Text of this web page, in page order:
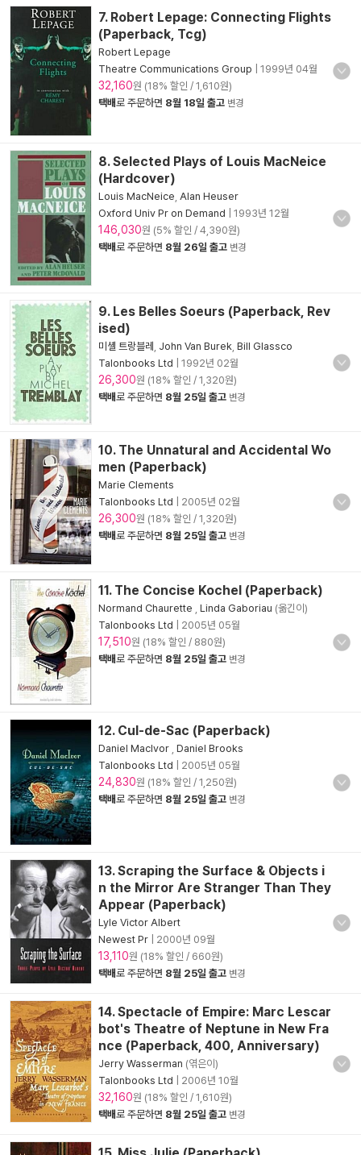
7. Robert Lepage: Connecting Flights
(Paperback, Tcg)
Robert Lepage
Theatre Communications Group
1999년 04월
32,160원 (18% 할인 / 1,610원)
택배로 주문하면 8월 18일 출고 변경
8. Selected Plays of Louis MacNeice
(Hardcover)
Louis MacNeice Alan Heuser
Oxford Univ Pr on Demand
1993년 12월
146,030원 (5% 할인 / 4,390원)
택배로 주문하면 8월 26일 출고 변경
9. Les Belles Soeurs (Paperback, Rev
ised)
미셸 트랑블레 John Van Burek Bill Glassco
Talonbooks Ltd
1992년 02월
26,300원 (18% 할인 / 1,320원)
택배로 주문하면 8월 25일 출고 변경
10. The Unnatural and Accidental Wo
men (Paperback)
Marie Clements
Talonbooks Ltd
2005년 02월
26,300원 (18% 할인 / 1,320원)
택배로 주문하면 8월 25일 출고 변경
11. The Concise Kochel (Paperback)
Normand Chaurette Linda Gaboriau (옮긴이)
Talonbooks Ltd
2005년 05월
17,510원 (18% 할인 / 880원)
택배로 주문하면 8월 25일 출고 변경
12. Cul-de-Sac (Paperback)
Daniel MacIvor Daniel Brooks
Talonbooks Ltd
2005년 05월
24,830원 (18% 할인 / 1,250원)
택배로 주문하면 8월 25일 출고 변경
13. Scraping the Surface & Objects i
n the Mirror Are Stranger Than They
Appear (Paperback)
Lyle Victor Albert
Newest Pr
2000년 09월
13,110원 (18% 할인 / 660원)
택배로 주문하면 8월 25일 출고 변경
14. Spectacle of Empire: Marc Lescar
bot's Theatre of Neptune in New Fra
nce (Paperback, 400, Anniversary)
Jerry Wasserman (엮은이)
Talonbooks Ltd
2006년 10월
32,160원 (18% 할인 / 1,610원)
택배로 주문하면 8월 25일 출고 변경